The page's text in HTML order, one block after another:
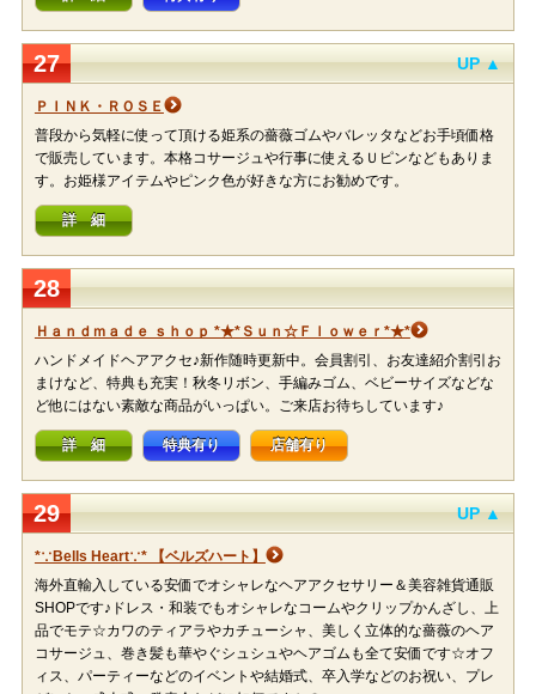
27 UP ▲
ＰＩＮＫ・ＲＯＳＥ
普段から気軽に使って頂ける姫系の薔薇ゴムやバレッタなどお手頃価格
で販売しています。本格コサージュや行事に使えるＵピンなどもありま
す。お姫様アイテムやピンク色が好きな方にお勧めです。
詳 細
28
Ｈａｎｄｍａｄｅ ｓｈｏｐ *★*Ｓｕｎ☆Ｆｌｏｗｅｒ*★*
ハンドメイドヘアアクセ♪新作随時更新中。会員割引、お友達紹介割引お
まけなど、特典も充実！秋冬リボン、手編みゴム、ベビーサイズなどな
ど他にはない素敵な商品がいっぱい。ご来店お待ちしています♪
詳 細 特典有り 店舗有り
29 UP ▲
*∵Bells Heart∵* 【ベルズハート】
海外直輸入している安価でオシャレなヘアアクセサリー＆美容雑貨通販
SHOPです♪ドレス・和装でもオシャレなコームやクリップかんざし、上
品でモテ☆カワのティアラやカチューシャ、美しく立体的な薔薇のヘア
コサージュ、巻き髪も華やぐシュシュやヘアゴムも全て安価です☆オフ
ィス、パーティーなどのイベントや結婚式、卒入学などのお祝い、プレ